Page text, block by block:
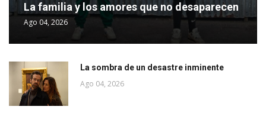
La familia y los amores que no desaparecen
Ago 04, 2026
La sombra de un desastre inminente
Ago 04, 2026